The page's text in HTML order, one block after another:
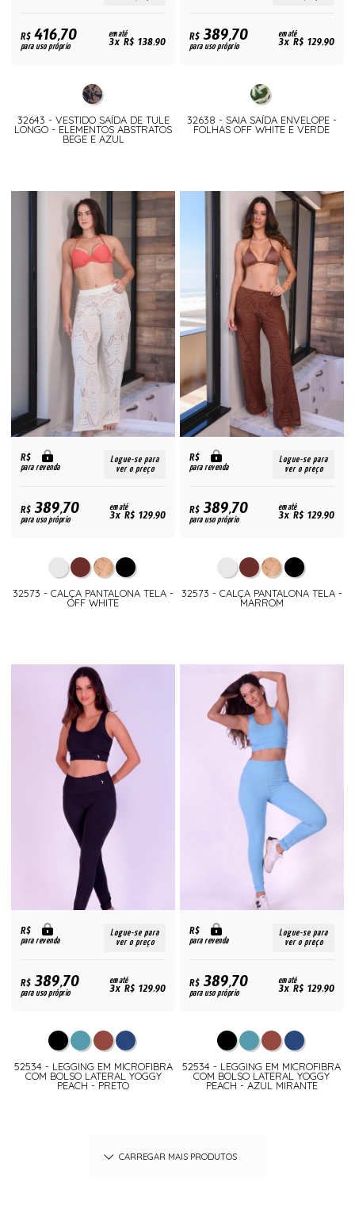
R$416,70
para uso próprio
em até
3x R$ 138,90
32643 - VESTIDO SAÍDA DE TULE
LONGO - ELEMENTOS ABSTRATOS
BEGE E AZUL
R$389,70
para uso próprio
em até
3x R$ 129,90
32638 - SAIA SAÍDA ENVELOPE -
FOLHAS OFF WHITE E VERDE
R$
para revenda
Logue-se para
ver o preço
R$389,70
para uso próprio
em até
3x R$ 129,90
32573 - CALÇA PANTALONA TELA -
OFF WHITE
R$
para revenda
Logue-se para
ver o preço
R$389,70
para uso próprio
em até
3x R$ 129,90
32573 - CALÇA PANTALONA TELA -
MARROM
R$
para revenda
Logue-se para
ver o preço
R$389,70
para uso próprio
em até
3x R$ 129,90
52534 - LEGGING EM MICROFIBRA
COM BOLSO LATERAL YOGGY
PEACH - PRETO
R$
para revenda
Logue-se para
ver o preço
R$389,70
para uso próprio
em até
3x R$ 129,90
52534 - LEGGING EM MICROFIBRA
COM BOLSO LATERAL YOGGY
PEACH - AZUL MIRANTE
CARREGAR MAIS PRODUTOS